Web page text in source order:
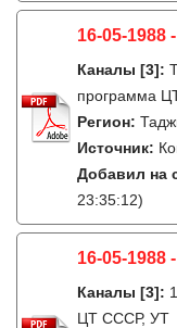
16-05-1988
Каналы [3]:
программа
Регион:
Источник:
Добавил на
23:35:12)
16-05-1988
Каналы [3]:
ЦТ СССР, УТ